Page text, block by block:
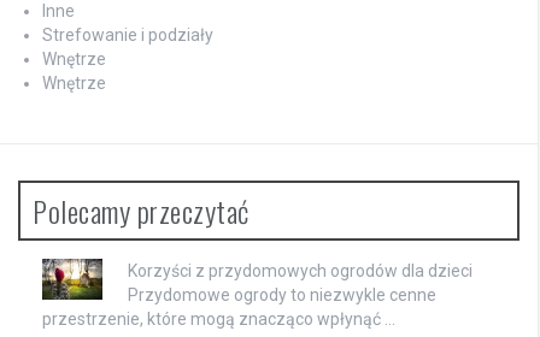
Inne
Strefowanie i podziały
Wnętrze
Wnętrze
Polecamy przeczytać
Korzyści z przydomowych ogrodów dla dzieci
Przydomowe ogrody to niezwykle cenne
przestrzenie, które mogą znacząco wpłynąć …